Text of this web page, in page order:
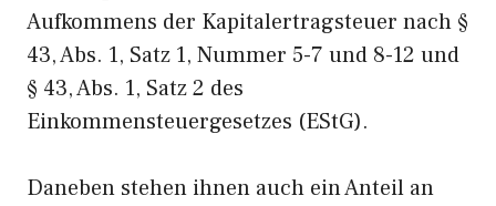
Aufkommens der Kapitalertragsteuer nach §
43, Abs. 1, Satz 1, Nummer 5-7 und 8-12 und
§ 43, Abs. 1, Satz 2 des
Einkommensteuergesetzes (EStG).
Daneben stehen ihnen auch ein Anteil an